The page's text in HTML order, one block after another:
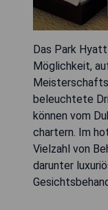
Das Park
Möglichkeit,
beleuchtete
können vom
chartern. Im
Vielzahl von
darunter